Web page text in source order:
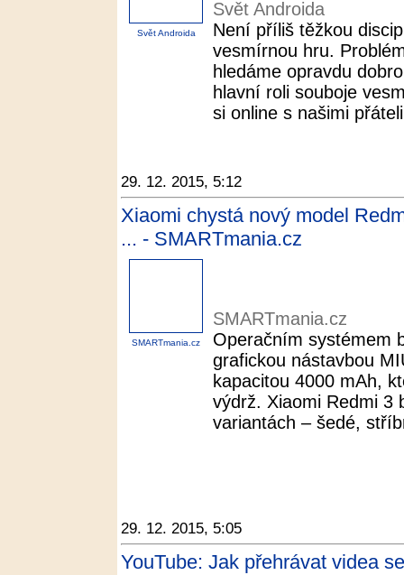
Svět Androida
Svět Androida
Není příliš těžkou
vesmírnou hru.
hledáme opravdu
hlavní roli souboje
si online s našimi
29. 12. 2015, 5:12
Xiaomi chystá nový model
... - SMARTmania.cz
SMARTmania.cz
SMARTmania.cz
Operačním systémem
grafickou nástavbou
kapacitou 4000 mAh,
výdrž. Xiaomi Redmi 3
variantách – šedé,
29. 12. 2015, 5:05
YouTube: Jak přehrávat videa